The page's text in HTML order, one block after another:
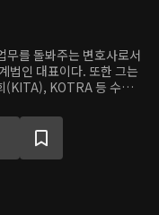
무를 돌봐주는 변호사로서
법인 대표이다. 또한 그는
(KITA), KOTRA 등 수많